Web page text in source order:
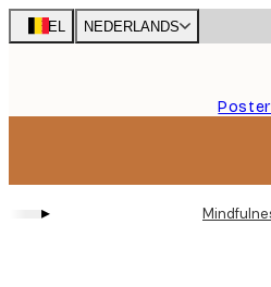
Skip
to
BEL NEDERLANDS
▸